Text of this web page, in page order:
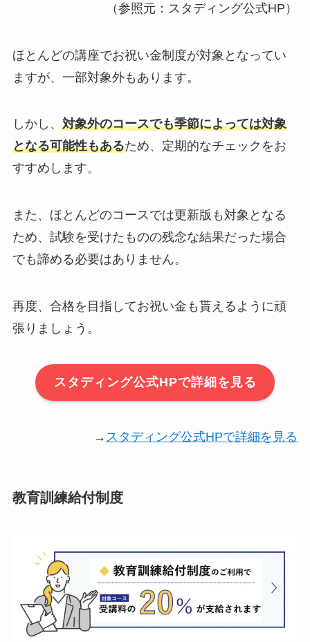
（参照元：スタディング公式HP）
ほとんどの講座でお祝い金制度が対象となってい
ますが、一部対象外もあります。
しかし、 対象外のコースでも季節によっては対象
となる可能性もあるため、定期的なチェックをお
すすめします。
また、ほとんどのコースでは更新版も対象となる
ため、試験を受けたものの残念な結果だった場合
でも諦める必要はありません。
再度、合格を目指してお祝い金も貰えるように頑
張りましょう。
スタディング公式HPで詳細を見る
→ スタディング公式HPで詳細を見る
教育訓練給付制度